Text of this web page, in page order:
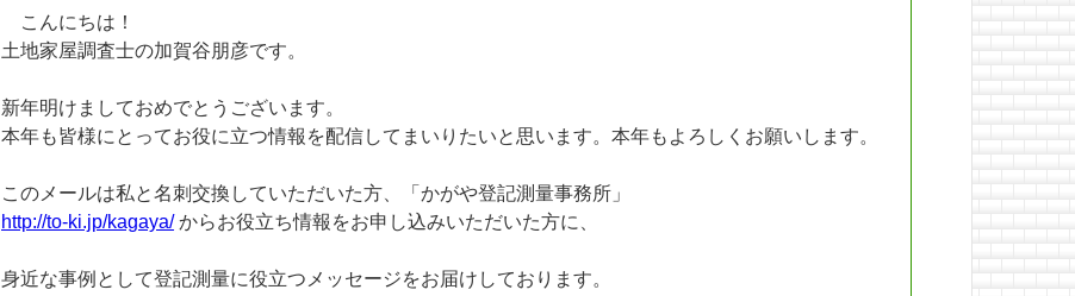
こんにちは！
土地家屋調査士の加賀谷朋彦です。
新年明けましておめでとうございます。
本年も皆様にとってお役に立つ情報を配信してまいりたいと思います。本年もよろしくお願いします。
このメールは私と名刺交換していただいた方、「かがや登記測量事務所」
http://to-ki.jp/kagaya/からお役立ち情報をお申し込みいただいた方に、
身近な事例として登記測量に役立つメッセージをお届けしております。